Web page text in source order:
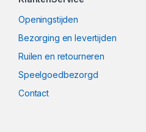
Openingstijden
Bezorging en levertijden
Ruilen en retourneren
Speelgoedbezorgd
Contact